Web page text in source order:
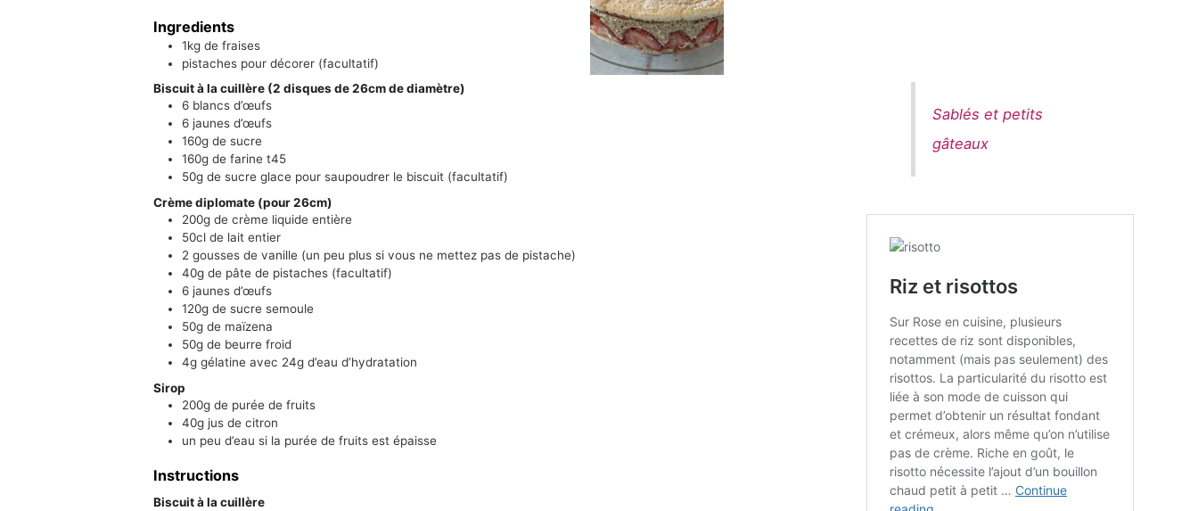
Ingredients
1kg de fraises
pistaches pour décorer (facultatif)
Biscuit à la cuillère (2 disques de 26cm de diamètre)
6 blancs d’œufs
6 jaunes d’œufs
160g de sucre
160gde farine t45
50g de sucre glace pour saupoudrer le biscuit (facultatif)
Crème diplomate (pour 26cm)
200g de crème liquide entière
50cl de lait entier
2 gousses de vanille (un peu plus si vous ne mettez pas de pistache)
40g de pâte de pistaches (facultatif)
6 jaunes d’œufs
120g de sucre semoule
50g de maïzena
50g de beurre froid
4g gélatine avec 24g d’eau d’hydratation
Sirop
200g de purée de fruits
40g jus de citron
un peu d’eau si la purée de fruits est épaisse
Instructions
Biscuit à la cuillère
Sablés et petits
gâteaux